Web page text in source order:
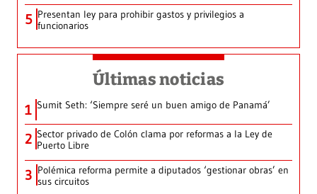
5 Presentan ley para prohibir gastos y privilegios a
funcionarios
Últimas noticias
1 Sumit Seth: ‘Siempre seré un buen amigo de Panamá’
2 Sector privado de Colón clama por reformas a la Ley de
Puerto Libre
3 Polémica reforma permite a diputados ‘gestionar obras’ en
sus circuitos